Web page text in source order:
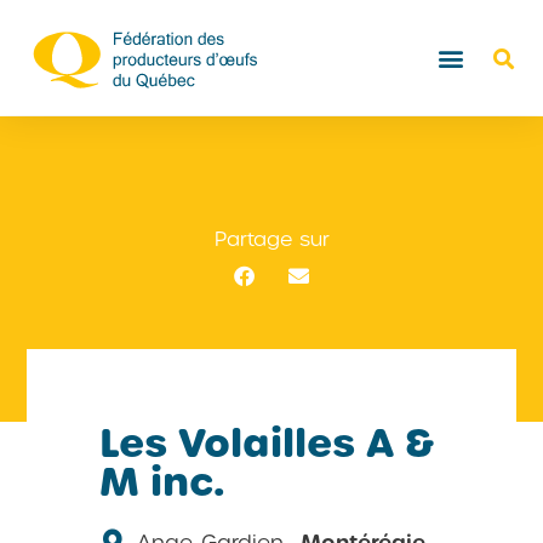
Partage sur
Les Volailles A &
M inc.